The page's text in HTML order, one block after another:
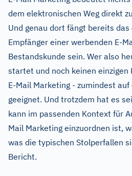
dem elektronischen Weg direkt
Und genau dort fängt bereits
Empfänger einer werbenden E-
Bestandskunde sein. Wer also
startet und noch keinen einzigen
E-Mail Marketing - zumindest
geeignet. Und trotzdem hat es
kann im passenden Kontext für
Mail Marketing einzuordnen ist,
was die typischen Stolperfallen
Bericht.